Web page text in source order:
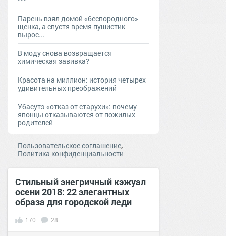
Парень взял домой «беспородного»
щенка, а спустя время пушистик
вырос...
В моду снова возвращается
химическая завивка?
Красота на миллион: история четырех
удивительных преображений
Убасутэ «отказ от старухи»: почему
японцы отказываются от пожилых
родителей
Пользовательское соглашение,
Политика конфиденциальности
Стильный энегричный кэжуал
осени 2018: 22 элегантных
образа для городской леди
170 28